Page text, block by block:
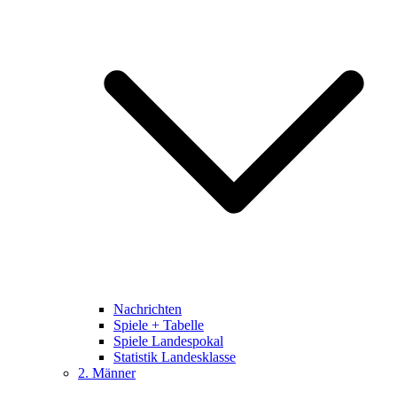
Nachrichten
Spiele + Tabelle
Spiele Landespokal
Statistik Landesklasse
2. Männer